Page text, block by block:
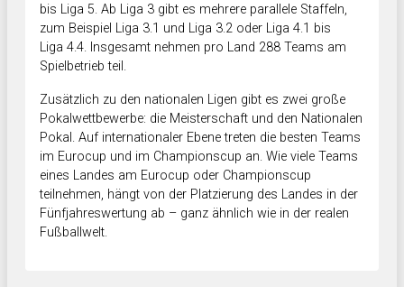
bis Liga 5. Ab Liga 3 gibt es mehrere parallele Staffeln,
zum Beispiel Liga 3.1 und Liga 3.2 oder Liga 4.1 bis
Liga 4.4. Insgesamt nehmen pro Land 288 Teams am
Spielbetrieb teil.
Zusätzlich zu den nationalen Ligen gibt es zwei große
Pokalwettbewerbe: die Meisterschaft und den Nationalen
Pokal. Auf internationaler Ebene treten die besten Teams
im Eurocup und im Championscup an. Wie viele Teams
eines Landes am Eurocup oder Championscup
teilnehmen, hängt von der Platzierung des Landes in der
Fünfjahreswertung ab – ganz ähnlich wie in der realen
Fußballwelt.